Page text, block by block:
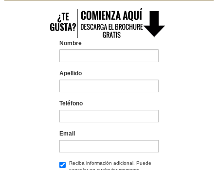
Nombre
Apellido
Teléfono
Email
Reciba información adicional. Puede